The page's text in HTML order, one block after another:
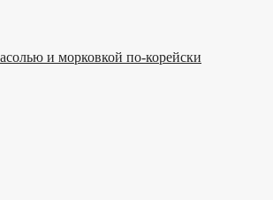
и морковкой по-корейски